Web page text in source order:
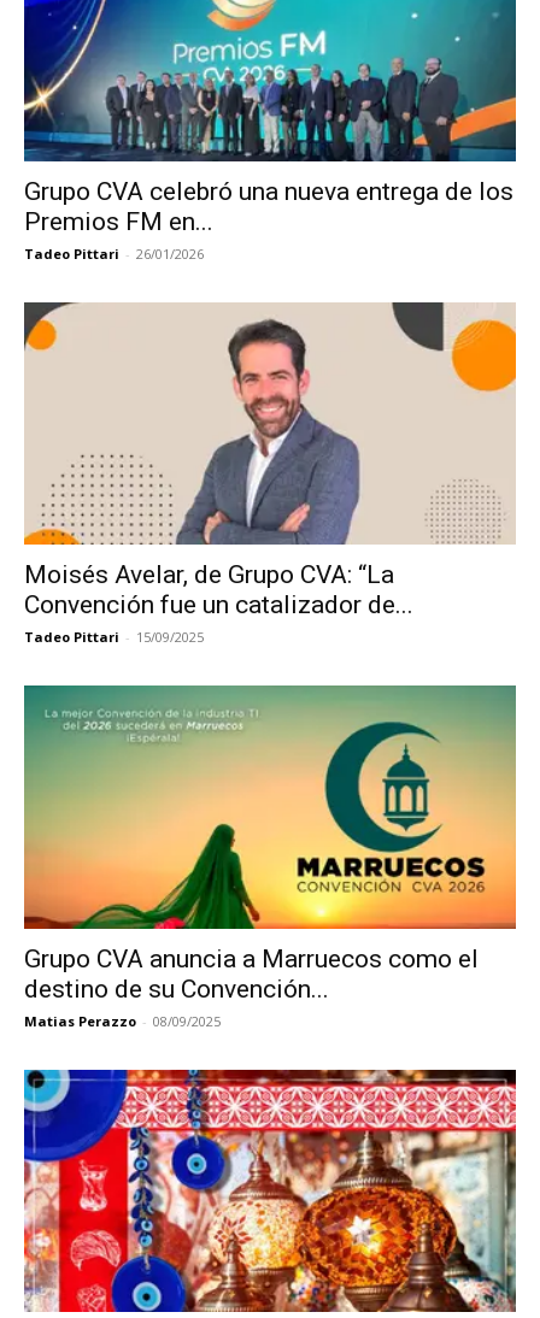
Grupo CVA celebró una nueva entrega de los
Premios FM en...
Tadeo Pittari - 26/01/2026
Moisés Avelar, de Grupo CVA: “La
Convención fue un catalizador de...
Tadeo Pittari - 15/09/2025
Grupo CVA anuncia a Marruecos como el
destino de su Convención...
Matias Perazzo - 08/09/2025